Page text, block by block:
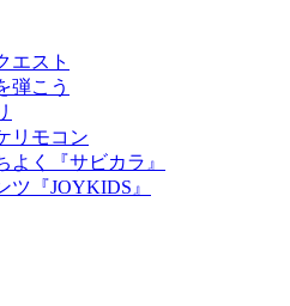
エスト
弾こう
リモコン
よく『サビカラ』
ツ『JOYKIDS』